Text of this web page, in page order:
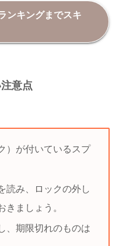
ンキングまでスキ
意点
）が付いているスプ
読み、ロックの外し
きましょう。
、期限切れのものは